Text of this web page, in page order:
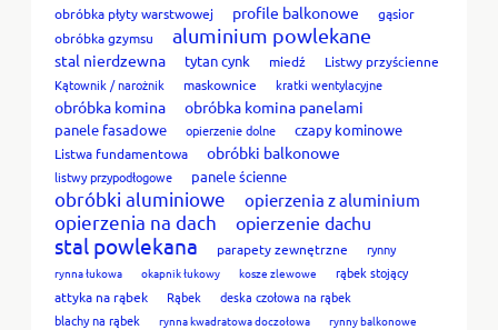
obróbka płyty warstwowej
profile balkonowe
gąsior
obróbka gzymsu
aluminium powlekane
stal nierdzewna tytan cynk miedź
Listwy przyścienne
Kątownik / narożnik
maskownice kratki wentylacyjne
obróbka komina obróbka komina panelami
panele fasadowe opierzenie dolne czapy kominowe
Listwa fundamentowa obróbki balkonowe
listwy przypodłogowe panele ścienne
obróbki aluminiowe opierzenia z aluminium
opierzenia na dach opierzenie dachu
stal powlekana parapety zewnętrzne rynny
rynna łukowa okapnik łukowy kosze zlewowe
rąbek stojący
attyka na rąbek
Rąbek
deska czołowa na rąbek
blachy na rąbek
rynna kwadratowa doczołowa
rynny balkonowe